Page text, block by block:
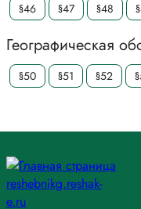
§46 §47 §48
Географическая
§50 §51 §52